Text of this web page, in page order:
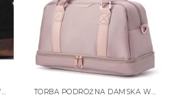
TORBA PODRÓŻNA DAMSKA WEEKENDOWA TORBA PODRÓŻNA DAMSKA WEEKENDOWA